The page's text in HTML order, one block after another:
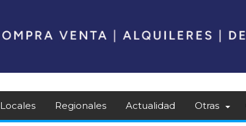
Locales Regionales Actualidad Otras